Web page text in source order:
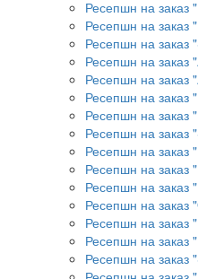
Ресепшн на заказ
Ресепшн на заказ
Ресепшн на заказ
Ресепшн на заказ
Ресепшн на заказ
Ресепшн на заказ
Ресепшн на заказ
Ресепшн на заказ
Ресепшн на заказ
Ресепшн на заказ
Ресепшн на заказ
Ресепшн на заказ
Ресепшн на заказ
Ресепшн на заказ
Ресепшн на заказ